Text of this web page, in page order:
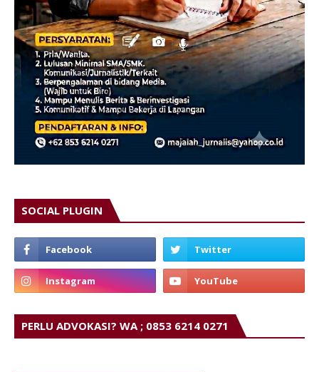
SOCIAL PLUGIN
PERLU ADVOKASI? WA ; 0853 6214 0271